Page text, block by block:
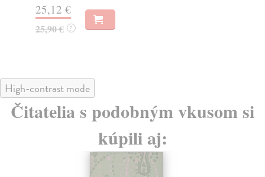
25,12 €
25,90 € ?
High-contrast mode
Čitatelia s podobným vkusom si
kúpili aj: